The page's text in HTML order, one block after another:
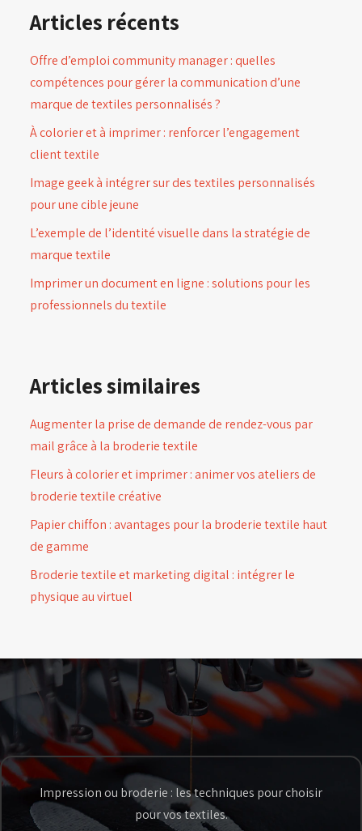
Articles récents
Offre d’emploi community manager : quelles
compétences pour gérer la communication d’une
marque de textiles personnalisés ?
À colorier et à imprimer : renforcer l’engagement
client textile
Image geek à intégrer sur des textiles personnalisés
pour une cible jeune
L’exemple de l’identité visuelle dans la stratégie de
marque textile
Imprimer un document en ligne : solutions pour les
professionnels du textile
Articles similaires
Augmenter la prise de demande de rendez-vous par
mail grâce à la broderie textile
Fleurs à colorier et imprimer : animer vos ateliers de
broderie textile créative
Papier chiffon : avantages pour la broderie textile haut
de gamme
Broderie textile et marketing digital : intégrer le
physique au virtuel
Impression ou broderie : les techniques pour choisir
pour vos textiles.